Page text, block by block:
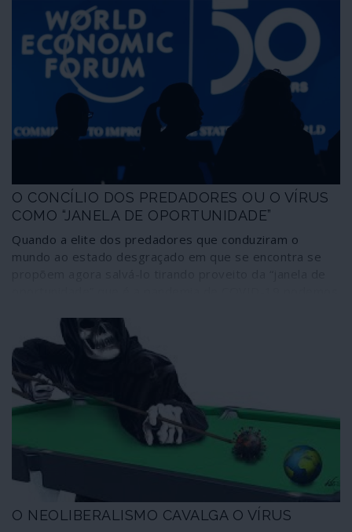
O CONCÍLIO DOS PREDADORES OU O VÍRUS
COMO “JANELA DE OPORTUNIDADE”
Quando a elite dos predadores que conduziram o
mundo ao estado desgraçado em que se encontra se
O NEOLIBERALISMO CAVALGA O VÍRUS